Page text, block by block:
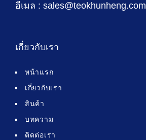
อีเมล : sales@teokhunheng.com
เกี่ยวกับเรา
หน้าแรก
เกี่ยวกับเรา
สินค้า
บทความ
ติดต่อเรา